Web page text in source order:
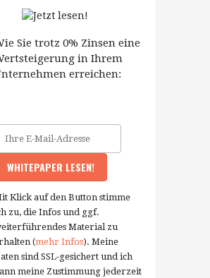
Sie trotz 0% Zinsen eine
in Ihrem
erreichen:
Klick auf den Button stimme
zu, die Infos und ggf.
Material zu
(mehr Infos). Meine
sind SSL-gesichert und ich
meine Zustimmung jederzeit